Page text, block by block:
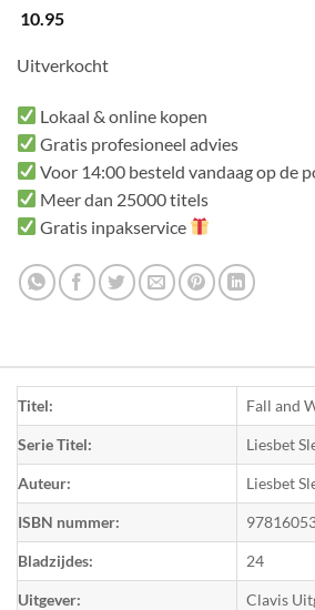
10.95
Uitverkocht
Lokaal & online kopen
Gratis profesioneel advies
Voor 14:00 besteld vandaag op de
Meer dan 25000 titels
Gratis inpakservice
Titel: Fall and
Serie Titel: Liesbet
Auteur: Liesbet
ISBN nummer:
Bladzijdes: 24
Uitgever: Clavis